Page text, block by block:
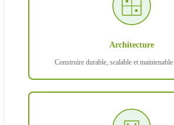
Architecture
Construire durable, scalable et